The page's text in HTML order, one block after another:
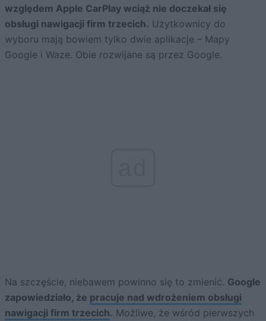
względem Apple CarPlay wciąż nie doczekał się
obsługi nawigacji firm trzecich. Użytkownicy do
wyboru mają bowiem tylko dwie aplikacje – Mapy
Google i Waze. Obie rozwijane są przez Google.
Na szczęście, niebawem powinno się to zmienić. Google
zapowiedziało, że pracuje nad wdrożeniem obsługi
nawigacji firm trzecich. Możliwe, że wśród pierwszych